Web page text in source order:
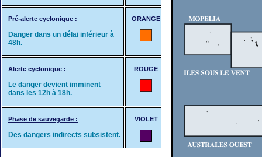
Pré-alerte cyclonique :
Danger dans un délai inférieur à
48h.
ORANGE
Alerte cyclonique :
Le danger devient imminent
dans les 12h à 18h.
ROUGE
Phase de sauvegarde :
Des dangers indirects subsistent.
VIOLET